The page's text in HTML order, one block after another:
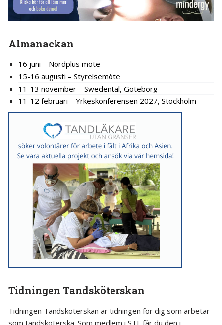
Almanackan
16 juni – Nordplus möte
15-16 augusti – Styrelsemöte
11-13 november – Swedental, Göteborg
11-12 februari – Yrkeskonferensen 2027, Stockholm
Tidningen Tandsköterskan
Tidningen Tandsköterskan är tidningen för dig som arbetar
som tandsköterska. Som medlem i STF får du den i